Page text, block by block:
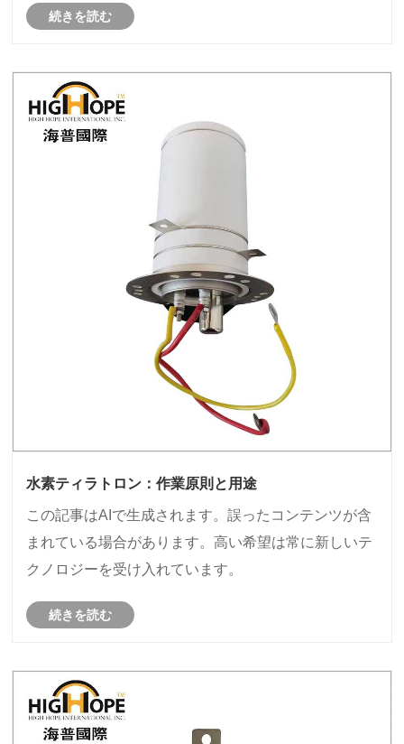
続きを読む
水素ティラトロン：作業原則と用途
この記事はAIで生成されます。誤ったコンテンツが含
まれている場合があります。高い希望は常に新しいテ
クノロジーを受け入れています。
続きを読む